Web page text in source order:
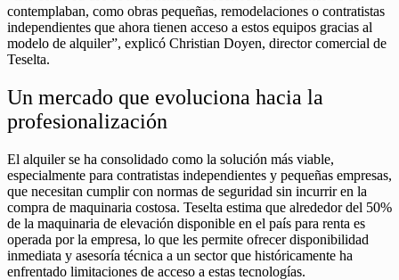
contemplaban, como obras pequeñas, remodelaciones o contratistas
independientes que ahora tienen acceso a estos equipos gracias al
modelo de alquiler”, explicó Christian Doyen, director comercial de
Teselta.
Un mercado que evoluciona hacia la
profesionalización
El alquiler se ha consolidado como la solución más viable,
especialmente para contratistas independientes y pequeñas empresas,
que necesitan cumplir con normas de seguridad sin incurrir en la
compra de maquinaria costosa. Teselta estima que alrededor del 50%
de la maquinaria de elevación disponible en el país para renta es
operada por la empresa, lo que les permite ofrecer disponibilidad
inmediata y asesoría técnica a un sector que históricamente ha
enfrentado limitaciones de acceso a estas tecnologías.